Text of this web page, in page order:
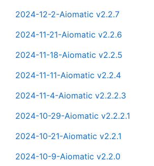
2024-12-2-Aiomatic v2.2.7
2024-11-21-Aiomatic v2.2.6
2024-11-18-Aiomatic v2.2.5
2024-11-11-Aiomatic v2.2.4
2024-11-4-Aiomatic v2.2.2.3
2024-10-29-Aiomatic v2.2.2.1
2024-10-21-Aiomatic v2.2.1
2024-10-9-Aiomatic v2.2.0